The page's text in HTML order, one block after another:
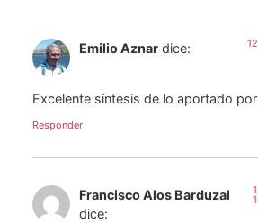
Emilio Aznar dice:
Excelente síntesis de lo aportado
Responder
Francisco Alos Barduzal
dice: